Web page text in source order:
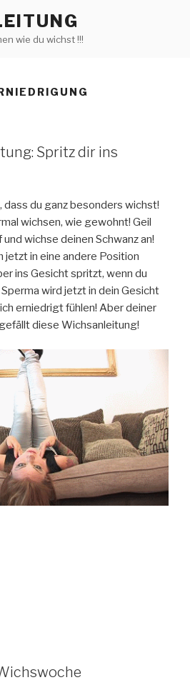
wie du wichst !!!
Spritz dir ins
dass du ganz besonders wichst!
wichsen, wie gewohnt! Geil
wichse deinen Schwanz an!
jetzt in eine andere Position
ins Gesicht spritzt, wenn du
wird jetzt in dein Gesicht
erniedrigt fühlen! Aber deiner
diese Wichsanleitung!